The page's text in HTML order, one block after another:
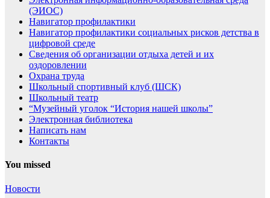
(ЭИОС)
Навигатор профилактики
Навигатор профилактики социальных рисков детства в
цифровой среде
Сведения об организации отдыха детей и их
оздоровлении
Охрана труда
Школьный спортивный клуб (ШСК)
Школьный театр
“Музейный уголок “История нашей школы”
Электронная библиотека
Написать нам
Контакты
You missed
Новости